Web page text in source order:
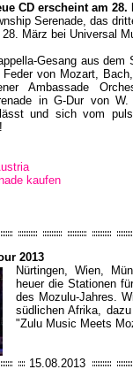
CD erscheint am 28.
Serenade, das
28. März bei Universal
Gesang aus dem
Feder von Mozart,
Ambassade
in G-Dur von
und sich vom
kaufen
2013
Nürtingen, Wien,
heuer die Stationen
des Mozulu-Jahres.
südlichen Afrika,
"Zulu Music Meets
15.08.2013